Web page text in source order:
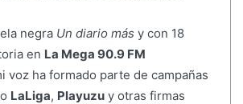
negra Un diario más y con 18
en La Mega 90.9 FM
voz ha formado parte de campañas
LaLiga, Playuzuy otras firmas